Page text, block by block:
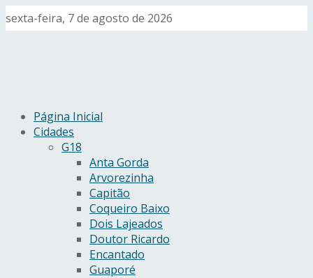
sexta-feira, 7 de agosto de 2026
Página Inicial
Cidades
G18
Anta Gorda
Arvorezinha
Capitão
Coqueiro Baixo
Dois Lajeados
Doutor Ricardo
Encantado
Guaporé